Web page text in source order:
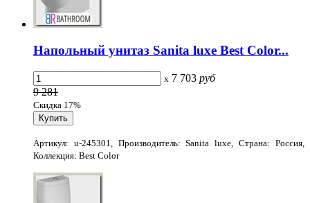
Напольный унитаз Sanita luxe Best Color...
x 7 703 руб
9 281
Скидка 17%
Артикул: u-245301, Производитель: Sanita luxe, Страна: Россия,
Коллекция: Best Color